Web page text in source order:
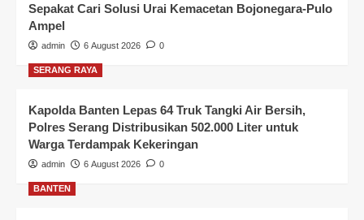
Sepakat Cari Solusi Urai Kemacetan Bojonegara-Pulo
Ampel
admin 6 August 2026 0
SERANG RAYA
Kapolda Banten Lepas 64 Truk Tangki Air Bersih,
Polres Serang Distribusikan 502.000 Liter untuk
Warga Terdampak Kekeringan
admin 6 August 2026 0
BANTEN